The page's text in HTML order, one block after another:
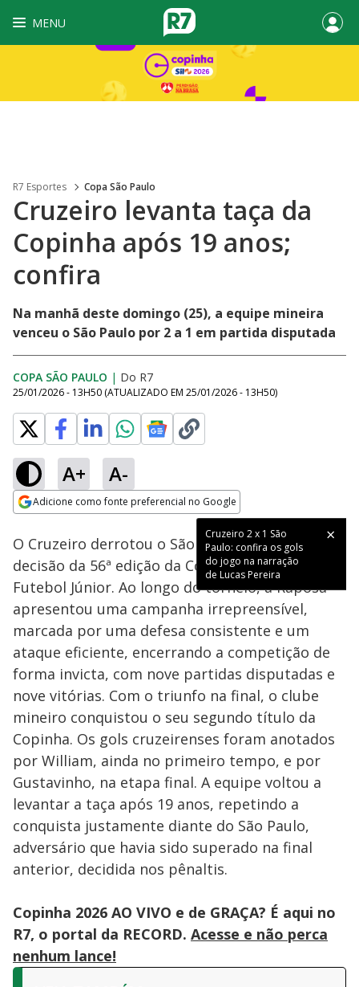
MENU
R7 Esportes Copa São Paulo
Cruzeiro levanta taça da
Copinha após 19 anos;
confira
Na manhã deste domingo (25), a equipe mineira
venceu o São Paulo por 2 a 1 em partida disputada
COPA SÃO PAULO | Do R7
25/01/2026 - 13H50 (ATUALIZADO EM 25/01/2026 - 13H50)
A+ A-
Adicione como fonte preferencial no Google
Cruzeiro 2 x 1 São
Paulo: confira os gols
do jogo na narração
de Lucas Pereira
Ativar
Loaded
62.27%
O Cruzeiro derrotou o São Paulo por 2 a 1 na
decisão da 56ª edição da Copa São Paulo de
Futebol Júnior. Ao longo do torneio, a Raposa
apresentou uma campanha irrepreensível,
marcada por uma defesa consistente e um
ataque eficiente, encerrando a competição de
forma invicta, com nove partidas disputadas e
nove vitórias. Com o triunfo na final, o clube
mineiro conquistou o seu segundo título da
Copinha. Os gols cruzeirenses foram anotados
por William, ainda no primeiro tempo, e por
Gustavinho, na etapa final. A equipe voltou a
levantar a taça após 19 anos, repetindo a
conquista justamente diante do São Paulo,
adversário que havia sido superado na final
anterior, decidida nos pênaltis.
Copinha 2026 AO VIVO e de GRAÇA? É aqui no
R7, o portal da RECORD. Acesse e não perca
nenhum lance!